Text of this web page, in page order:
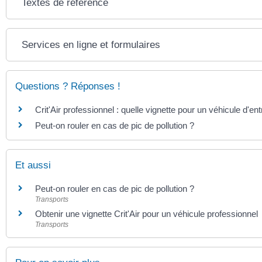
Textes de référence
Services en ligne et formulaires
Questions ? Réponses !
Crit'Air professionnel : quelle vignette pour un véhicule
Peut-on rouler en cas de pic de pollution ?
Et aussi
Peut-on rouler en cas de pic de pollution ?
Transports
Obtenir une vignette Crit'Air pour un véhicule professionnel
Transports